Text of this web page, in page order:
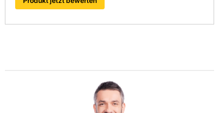
geeignet?
Welche Wartung wird empfohlen?
Regelmäßige Kontrolle des Kiesfangrahmens und
Entfernung von Ablagerungen sichern eine funktionierende